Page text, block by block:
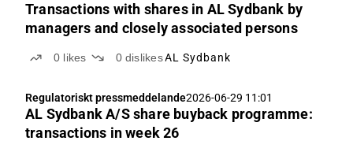
Transactions with shares in AL Sydbank by
managers and closely associated persons
0 likes 0 dislikesAL Sydbank
Regulatoriskt pressmeddelande2026-06-29 11:01
AL Sydbank A/S share buyback programme:
transactions in week 26